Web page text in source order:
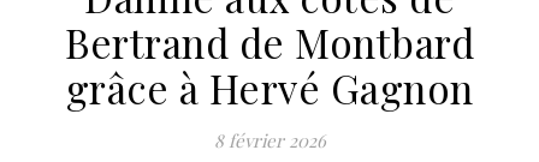
Bertrand de Montbard
grâce à Hervé Gagnon
8 février 2026